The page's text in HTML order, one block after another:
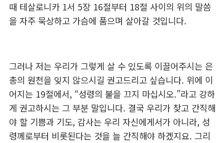
때 테살로니카 1서 5장 16절부터 18절 사이의 위의 말씀
을 자주 묵상하고 가슴에 품으며 살아갈 것입니다.
그러나 저는 우리가 그렇게 살 수 있도록 이끌어주시는 은
총의 원천을 잊지 않으시길 권고드리고 싶습니다. 위에 이
어지는 19절에서, “성령의 불을 끄지 마십시오.”라고 강하
게 권고하시는 그 부분 말입니다. 결국 우리가 찾고 간직해
야 할 기쁨과 기도, 감사는 우리 자신에게서가 아니라, 성
령께로부터 비롯된다는 것을 늘 간직해야 하겠지요. 그리